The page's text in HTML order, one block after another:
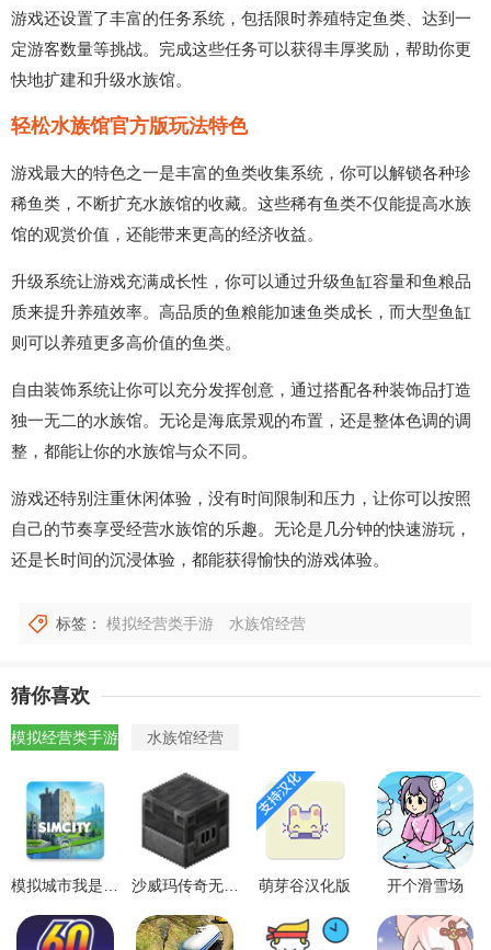
游戏还设置了丰富的任务系统，包括限时养殖特定鱼类、达到一
定游客数量等挑战。完成这些任务可以获得丰厚奖励，帮助你更
快地扩建和升级水族馆。
轻松水族馆官方版玩法特色
游戏最大的特色之一是丰富的鱼类收集系统，你可以解锁各种珍
稀鱼类，不断扩充水族馆的收藏。这些稀有鱼类不仅能提高水族
馆的观赏价值，还能带来更高的经济收益。
升级系统让游戏充满成长性，你可以通过升级鱼缸容量和鱼粮品
质来提升养殖效率。高品质的鱼粮能加速鱼类成长，而大型鱼缸
则可以养殖更多高价值的鱼类。
自由装饰系统让你可以充分发挥创意，通过搭配各种装饰品打造
独一无二的水族馆。无论是海底景观的布置，还是整体色调的调
整，都能让你的水族馆与众不同。
游戏还特别注重休闲体验，没有时间限制和压力，让你可以按照
自己的节奏享受经营水族馆的乐趣。无论是几分钟的快速游玩，
还是长时间的沉浸体验，都能获得愉快的游戏体验。
标签： 模拟经营类手游 水族馆经营
猜你喜欢
模拟经营类手游 水族馆经营
沙威玛传奇无限金币下载 萌芽谷汉化版 开个滑雪场